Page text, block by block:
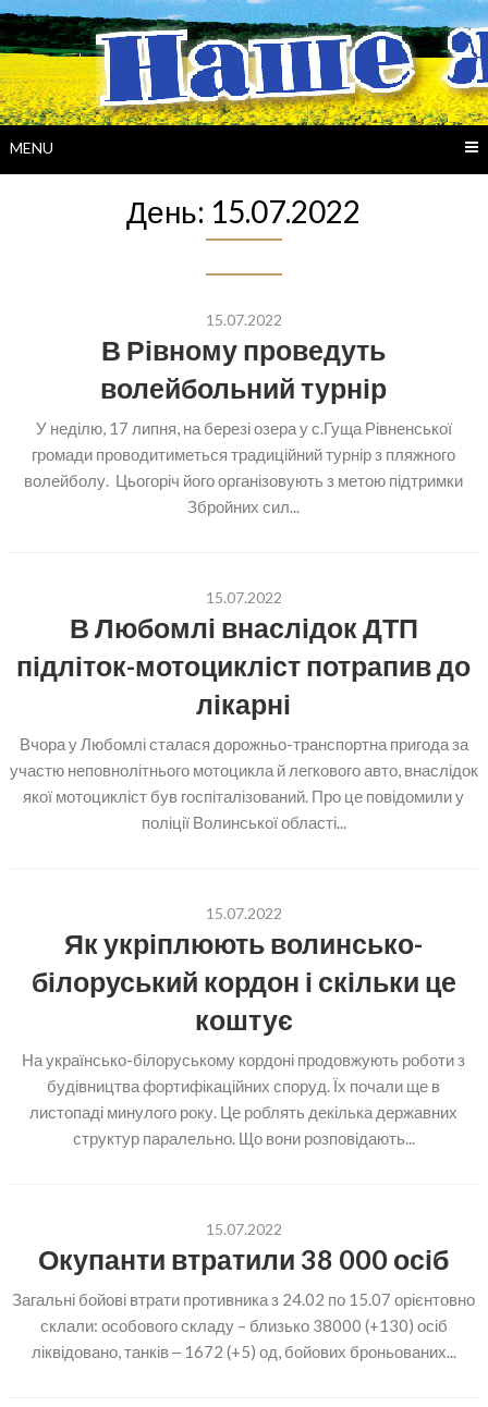
Skip
to
content
MENU
День: 15.07.2022
15.07.2022
В Рівному проведуть
волейбольний турнір
У неділю, 17 липня, на березі озера у с.Гуща Рівненської
громади проводитиметься традиційний турнір з пляжного
волейболу. Цьогоріч його організовують з метою підтримки
Збройних сил...
15.07.2022
В Любомлі внаслідок ДТП
підліток-мотоцикліст потрапив до
лікарні
Вчора у Любомлі сталася дорожньо-транспортна пригода за
участю неповнолітнього мотоцикла й легкового авто, внаслідок
якої мотоцикліст був госпіталізований. Про це повідомили у
поліції Волинської області...
15.07.2022
Як укріплюють волинсько-
білоруський кордон і скільки це
коштує
На українсько-білоруському кордоні продовжують роботи з
будівництва фортифікаційних споруд. Їх почали ще в
листопаді минулого року. Це роблять декілька державних
структур паралельно. Що вони розповідають...
15.07.2022
Окупанти втратили 38 000 осіб
Загальні бойові втрати противника з 24.02 по 15.07 орієнтовно
склали: особового складу – близько 38000 (+130) осіб
ліквідовано, танків ‒ 1672 (+5) од, бойових броньованих...